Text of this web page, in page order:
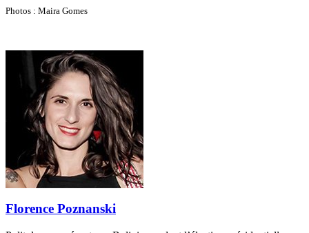
Photos : Maira Gomes
Florence Poznanski